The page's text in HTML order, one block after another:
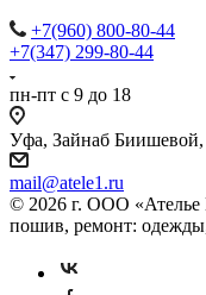
+7(960) 800-80-44
+7(347) 299-80-44
пн-пт с 9 до 18
Уфа, Зайнаб Биишевой,
mail@atele1.ru
© 2026 г. ООО
пошив, ремонт: